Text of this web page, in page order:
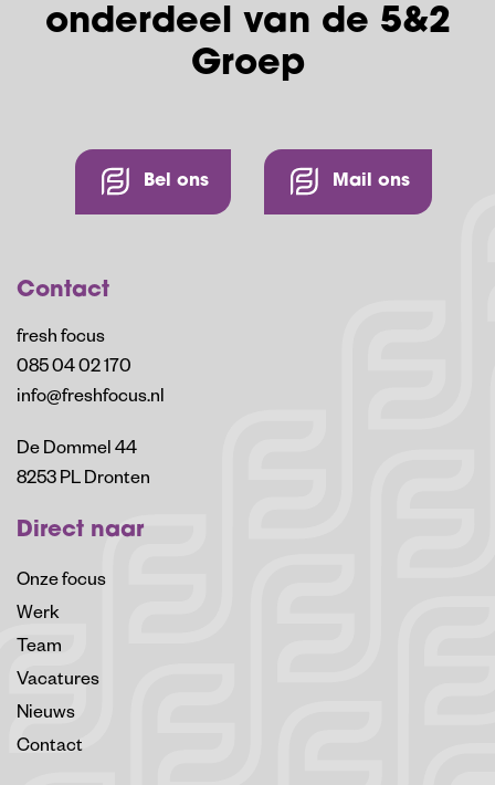
onderdeel van de 5&2
Groep
Bel ons Mail ons
Contact
fresh focus
085 04 02 170
info@freshfocus.nl
De Dommel 44
8253 PL Dronten
Direct naar
Onze focus
Werk
Team
Vacatures
Nieuws
Contact